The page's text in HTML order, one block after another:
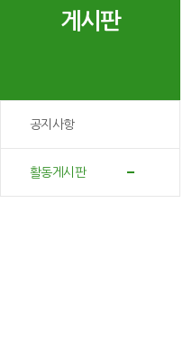
게시판
공지사항
활동게시판